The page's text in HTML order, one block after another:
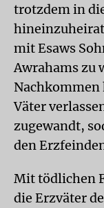
trotzdem in
mit Esaws
Awrahams zu
Väter
zugewandt,
den
Mit tödlichen
die Erzväter